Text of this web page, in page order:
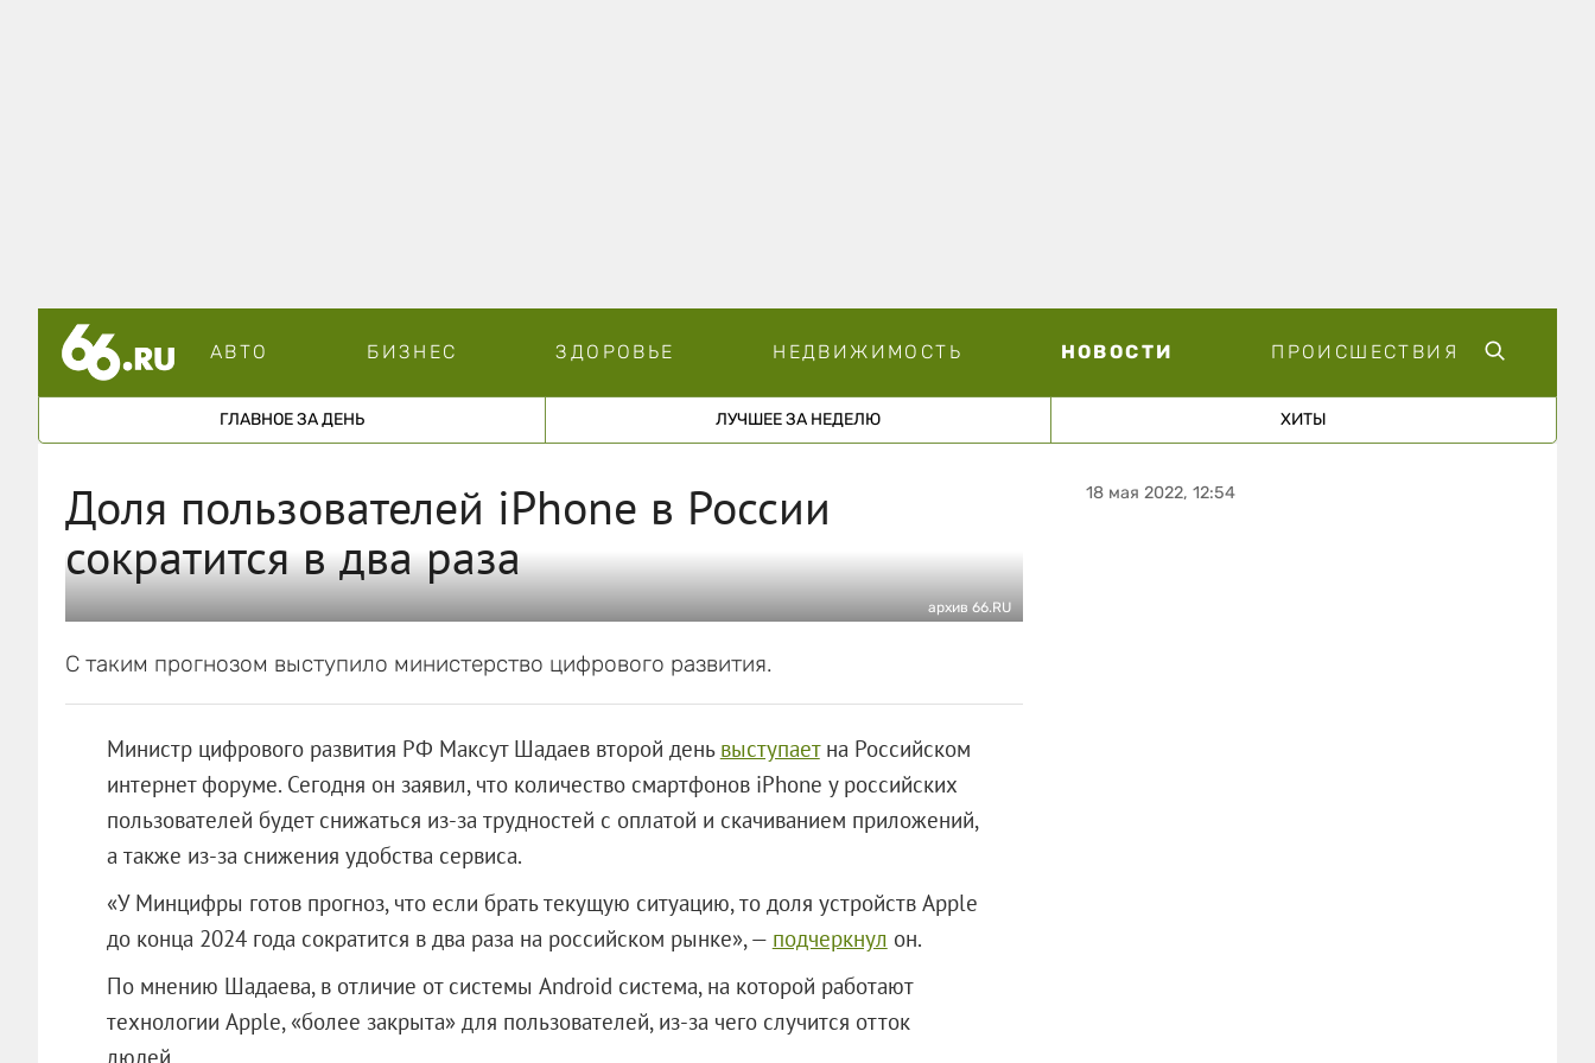
АВТО БИЗНЕС ЗДОРОВЬЕ НЕДВИЖИМОСТЬ НОВОСТИ ПРОИСШЕСТВИЯ
ГЛАВНОЕ ЗА ДЕНЬ ЛУЧШЕЕ ЗА НЕДЕЛЮ ХИТЫ
Доля пользователей iPhone в России
сократится в два раза
архив 66.RU
С таким прогнозом выступило министерство цифрового развития.
Министр цифрового развития РФ Максут Шадаев второй день выступаетна Российском
интернет форуме. Сегодня он заявил, что количество смартфонов iPhone у российских
пользователей будет снижаться из-за трудностей с оплатой и скачиванием приложений,
а также из-за снижения удобства сервиса.
«У Минцифры готов прогноз, что если брать текущую ситуацию, то доля устройств Apple
до конца 2024 года сократится в два раза на российском рынке», — подчеркнул он.
По мнению Шадаева, в отличие от системы Android система, на которой работают
технологии Apple, «более закрыта» для пользователей, из-за чего случится отток
людей.
18 мая 2022, 12:54